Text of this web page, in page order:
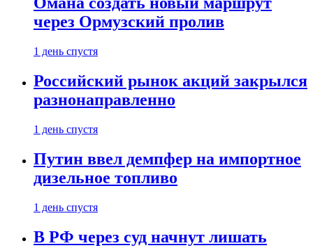
через Ормузский пролив
1 день спустя
Российский рынок акций закрылся
разнонаправленно
1 день спустя
Путин ввел демпфер на импортное
дизельное топливо
1 день спустя
В РФ через суд начнут лишать